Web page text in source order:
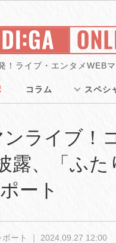
！ライブ・エンタメWEB
コラム スペシ
ライブ！
露、「ふ
ート
ート ｜ 2024.09.27 12:00